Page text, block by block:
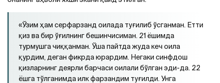
«Ўзим ҳам серфарзанд оилада туғилиб ўсганман. Етти
қиз ва бир ўғилнинг бешинчисиман. 21 ёшимда
турмушга чиққанман. Ўша пайтда жуда кеч оила
қурдим, деган фикрда юрардим. Негаки синфдош
қизларнинг деярли барчаси оилали бўлган эди-да. 22
ёшга тўлганимда илк фарзандим туғилди. Унга